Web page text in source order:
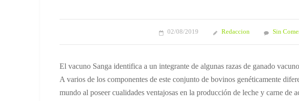
02/08/2019 Redaccion Sin
El vacuno Sanga identifica a un integrante de algunas razas de ganado
A varios de los componentes de este conjunto de bovinos genéticamente
mundo al poseer cualidades ventajosas en la producción de leche y carne de